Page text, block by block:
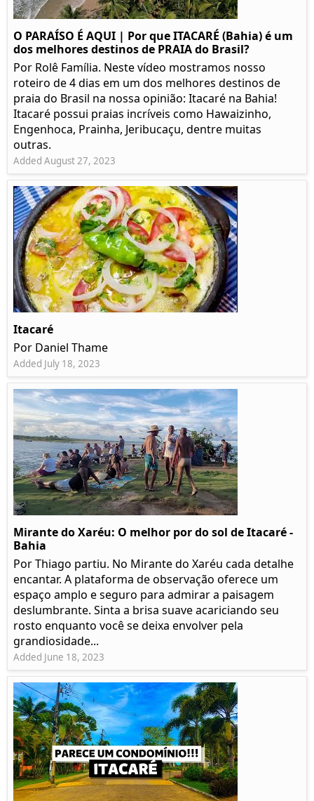
O PARAÍSO É AQUI | Por que ITACARÉ (Bahia) é um
dos melhores destinos de PRAIA do Brasil?
Por Rolê Família. Neste vídeo mostramos nosso
roteiro de 4 dias em um dos melhores destinos de
praia do Brasil na nossa opinião: Itacaré na Bahia!
Itacaré possui praias incríveis como Hawaizinho,
Engenhoca, Prainha, Jeribucaçu, dentre muitas
outras.
Added August 27, 2023
Itacaré
Por Daniel Thame
Added July 18, 2023
Mirante do Xaréu: O melhor por do sol de Itacaré -
Bahia
Por Thiago partiu. No Mirante do Xaréu cada detalhe
encantar. A plataforma de observação oferece um
espaço amplo e seguro para admirar a paisagem
deslumbrante. Sinta a brisa suave acariciando seu
rosto enquanto você se deixa envolver pela
grandiosidade...
Added June 18, 2023